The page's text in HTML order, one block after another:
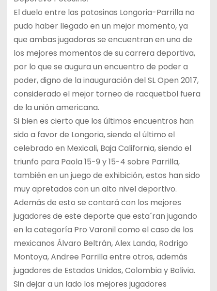
El duelo entre las potosinas Longoria-Parrilla no
pudo haber llegado en un mejor momento, ya
que ambas jugadoras se encuentran en uno de
los mejores momentos de su carrera deportiva,
por lo que se augura un encuentro de poder a
poder, digno de la inauguración del SL Open 2017,
considerado el mejor torneo de racquetbol fuera
de la unión americana.
Si bien es cierto que los últimos encuentros han
sido a favor de Longoria, siendo el último el
celebrado en Mexicali, Baja California, siendo el
triunfo para Paola 15-9 y 15-4 sobre Parrilla,
también en un juego de exhibición, estos han sido
muy apretados con un alto nivel deportivo.
Además de esto se contará con los mejores
jugadores de este deporte que esta´ran jugando
en la categoría Pro Varonil como el caso de los
mexicanos Álvaro Beltrán, Alex Landa, Rodrigo
Montoya, Andree Parrilla entre otros, además
jugadores de Estados Unidos, Colombia y Bolivia.
Sin dejar a un lado los mejores jugadores